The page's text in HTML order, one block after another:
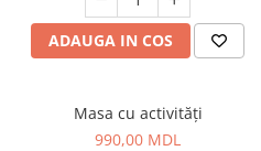
ADAUGA IN COS
Masa cu activități
990,00 MDL